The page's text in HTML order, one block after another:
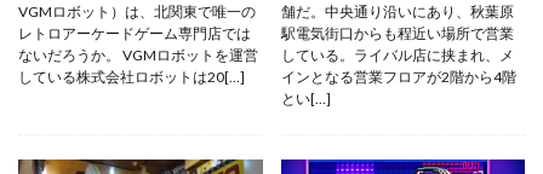
VGMロボット）は、北関東で唯一の
レトロアーケードゲーム専門店では
ないだろうか。 VGMロボットを運営
している株式会社ロボットは20[…]
舗だ。中央通り沿いにあり、秋葉原
駅電気街口からも程近い場所で営業
している。ライバル店に挟まれ、メ
インとなる営業フロアが2階から4階
とい[…]